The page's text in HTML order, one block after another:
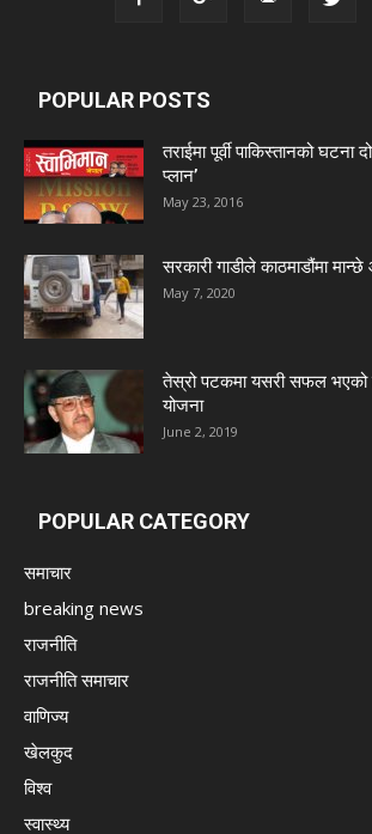
POPULAR POSTS
तराईमा पूर्वी पाकिस्तानको घटना
प्लान’
May 23, 2016
सरकारी गाडीले काठमाडौंमा
May 7, 2020
तेस्रो पटकमा यसरी सफल भएको
योजना
June 2, 2019
POPULAR CATEGORY
समाचार
breaking news
राजनीति
राजनीति समाचार
वाणिज्य
खेलकुद
विश्व
स्वास्थ्य